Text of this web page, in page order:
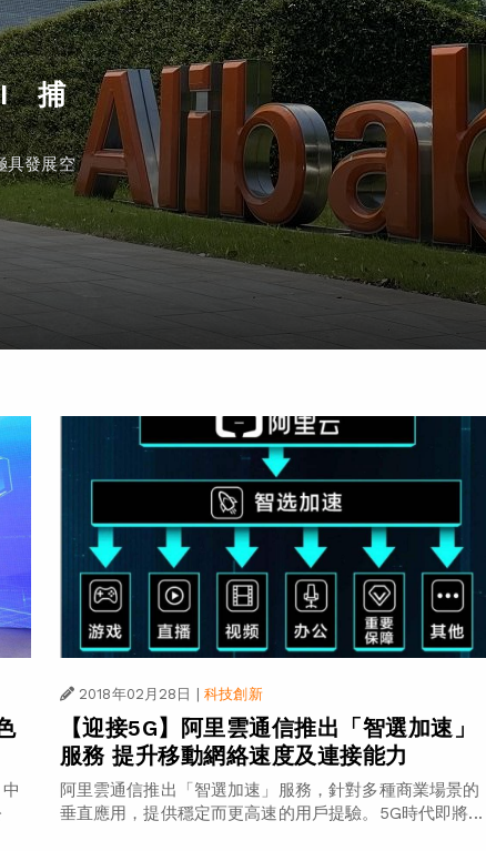
捕
具發展空
2018年02月28日 科技創新
【迎接5G】阿里雲通信推出「智選加速」
服務 提升移動網絡速度及連接能力
阿里雲通信推出「智選加速」服務，針對多種商業場景的
垂直應用，提供穩定而更高速的用戶提驗。5G時代即將...